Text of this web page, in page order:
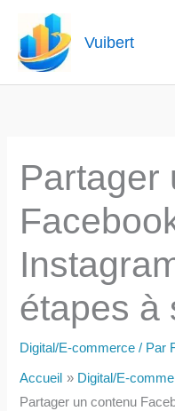
contenu
Vuibert
Partager
étapes à
Digital/E-commerce / Par
Accueil
Digital/E-
Partager un contenu